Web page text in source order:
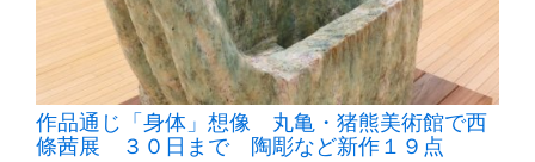
作品通じ「身体」想像 丸亀・猪熊美術館で西
條茜展 ３０日まで 陶彫など新作１９点